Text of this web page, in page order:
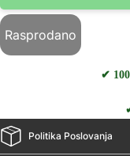
Rasprodano
✔
Politika Poslovanja